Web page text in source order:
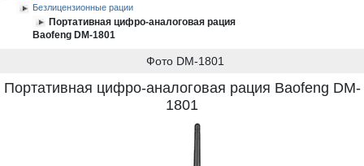
Безлицензионные рации
Портативная цифро-аналоговая рация
Baofeng DM-1801
Фото DM-1801
Портативная цифро-аналоговая рация Baofeng DM-
1801